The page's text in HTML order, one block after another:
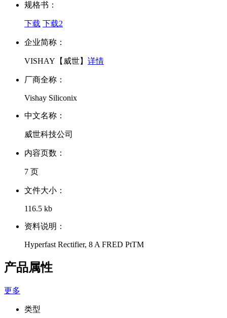
规格书：
下载 下载2
企业简称：
VISHAY【威世】 详情
厂商全称：
Vishay Siliconix
中文名称：
威世科技公司
内容页数：
7 页
文件大小：
116.5 kb
资料说明：
Hyperfast Rectifier, 8 A FRED PtTM
产品属性
更多
类型